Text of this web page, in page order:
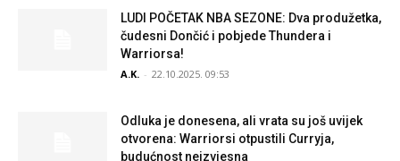
LUDI POČETAK NBA SEZONE: Dva produžetka,
čudesni Dončić i pobjede Thundera i
Warriorsa!
A.K. - 22.10.2025. 09:53
Odluka je donesena, ali vrata su još uvijek
otvorena: Warriorsi otpustili Curryja,
budućnost neizvjesna